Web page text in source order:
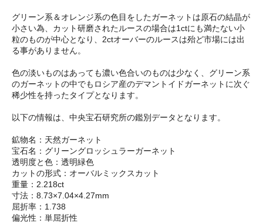
グリーン系＆オレンジ系の色目をしたガーネットは原石の結晶が
小さい為、カット研磨されたルースの場合は1ctにも満たない小
粒のものが中心となり、2ctオーバーのルースは殆ど市場には出
る事がありません。
色の淡いものはあっても濃い色合いのものは少なく、グリーン系
のガーネットの中でもロシア産のデマントイドガーネットに次ぐ
稀少性を持ったタイプとなります。
以下の情報は、中央宝石研究所の鑑別データとなります。
鉱物名：天然ガーネット
宝石名：グリーングロッシュラーガーネット
透明度と色：透明緑色
カットの形式：オーバルミックスカット
重量：2.218ct
寸法：8.73×7.04×4.27mm
屈折率：1.738
偏光性：単屈折性